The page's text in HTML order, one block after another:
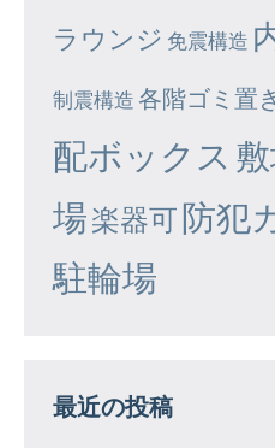
ラウンジ 免震構造
制震構造 各階ゴミ置
配ボックス
場楽器可防犯
駐輪場
最近の投稿